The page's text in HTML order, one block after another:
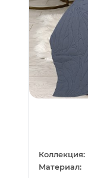
Коллекция:
Материал: